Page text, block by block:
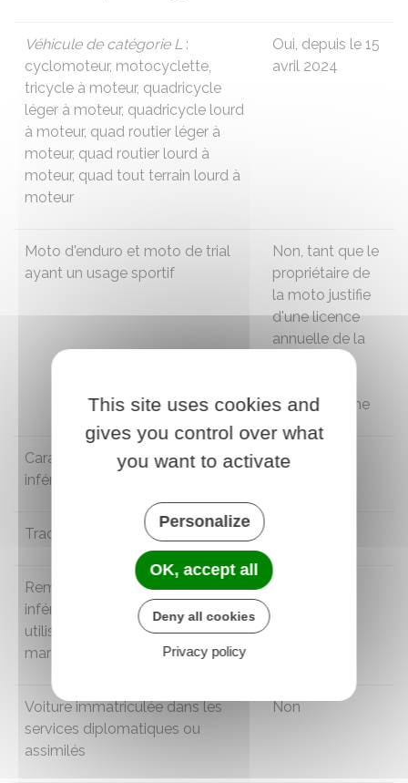
Véhicule de catégorie L:
cyclomoteur, motocyclette,
tricycle à moteur, quadricycle
léger à moteur, quadricycle lourd
à moteur, quad routier léger à
moteur, quad routier lourd à
moteur, quad tout terrain lourd à
moteur
Oui, depuis le 15
avril 2024
Moto d'enduro et moto de trial
ayant un usage sportif
Non, tant que le
propriétaire de
la moto justifie
d'une licence
annuelle de la
motocyclisme
Caravane dont le PTAC est
inférieur ou égal à 3,5 tonnes
Non
Tracteur agricole
Remorque dont lePTACest
inférieur ou égal à 3,5 tonnes non
utilisée pour le transport de
marchandises dangereuses
Voiture immatriculée dans les
services diplomatiques ou
assimilés
Non
This site uses cookies and
gives you control over what
you want to activate
Personalize
OK, accept all
Deny all cookies
Privacy policy